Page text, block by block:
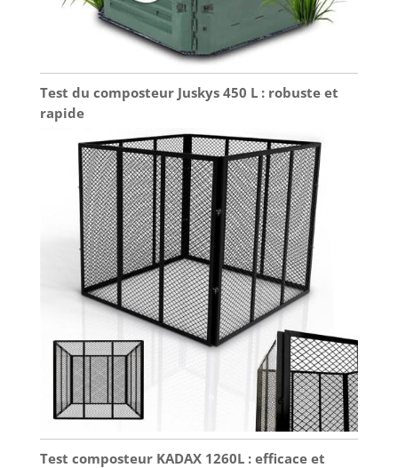
Test du composteur Juskys 450 L : robuste et
rapide
Test composteur KADAX 1260L : efficace et